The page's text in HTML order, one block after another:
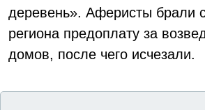
деревень». Аферисты брали
региона предоплату за
домов, после чего исчезали.